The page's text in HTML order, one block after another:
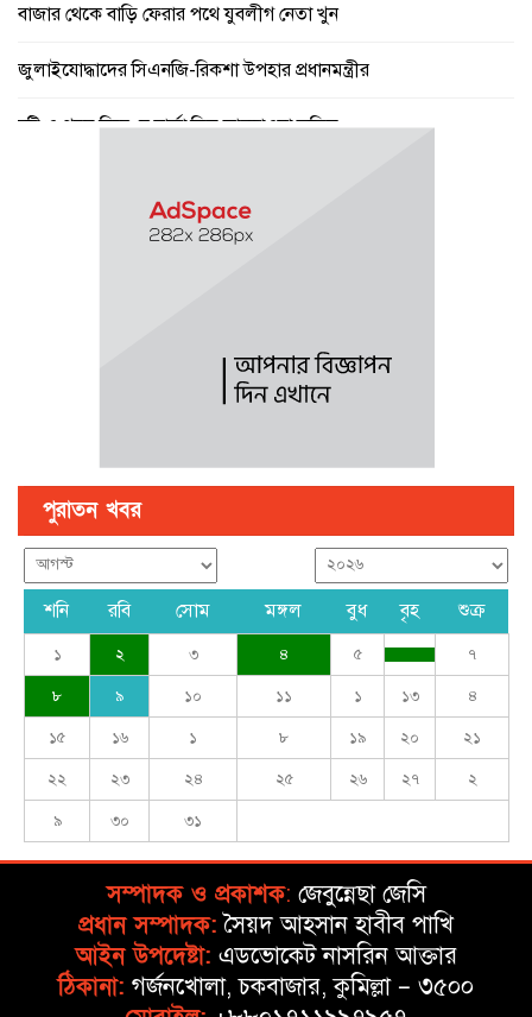
বাজার থেকে বাড়ি ফেরার পথে যুবলীগ নেতা খুন
জুলাইযোদ্ধাদের সিএনজি-রিকশা উপহার প্রধানমন্ত্রীর
বৃষ্টি ও গরম নিয়ে যে বার্তা দিল আবহাওয়া অফিস
গণঅভ্যুত্থান ছিল ১৭ বছরের ধারাবাহিক আন্দোলনের ফসল : স্বরাষ্ট্রমন্ত্রী
পুরাতন খবর
শনি রবি সোম মঙ্গল বুধ বৃহ শুক্র
১ ২ ৩ ৪ ৫ ৭
৮ ৯ ১০ ১১ ১ ১৩ ৪
১৫ ১৬ ১ ৮ ১৯ ২০ ২১
২২ ২৩ ২৪ ২৫ ২৬ ২৭ ২
৯ ৩০ ৩১
সম্পাদক ও প্রকাশক: জেবুন্নেছা জেসি
প্রধান সম্পাদক: সৈয়দ আহসান হাবীব পাখি
আইন উপদেষ্টা: এডভোকেট নাসরিন আক্তার
ঠিকানা: গর্জনখোলা, চকবাজার, কুমিল্লা – ৩৫০০